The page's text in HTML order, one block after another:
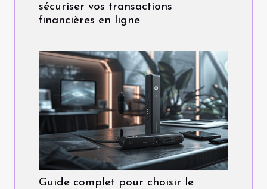
sécuriser vos transactions
financières en ligne
Guide complet pour choisir le